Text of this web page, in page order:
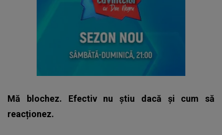
Mă blochez. Efectiv nu știu dacă și cum să
reacționez.